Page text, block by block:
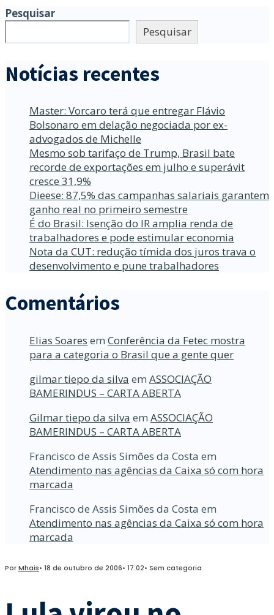
Pesquisar
Pesquisar
Notícias recentes
Master: Vorcaro terá que entregar Flávio
Bolsonaro em delação negociada por ex-
advogados de Michelle
Mesmo sob tarifaço de Trump, Brasil bate
recorde de exportações em julho e superávit
cresce 31,9%
Dieese: 87,5% das campanhas salariais garantem
ganho real no primeiro semestre
É do Brasil: Isenção do IR amplia renda de
trabalhadores e pode estimular economia
Nota da CUT: redução tímida dos juros trava o
desenvolvimento e pune trabalhadores
Comentários
Elias Soares em Conferência da Fetec mostra
para a categoria o Brasil que a gente quer
gilmar tiepo da silva em ASSOCIAÇÃO
BAMERINDUS – CARTA ABERTA
Gilmar tiepo da silva em ASSOCIAÇÃO
BAMERINDUS – CARTA ABERTA
Francisco de Assis Simões da Costa em
Atendimento nas agências da Caixa só com hora
marcada
Francisco de Assis Simões da Costa em
Atendimento nas agências da Caixa só com hora
marcada
PorMhais• 18 de outubro de 2006• 17:02• Sem categoria